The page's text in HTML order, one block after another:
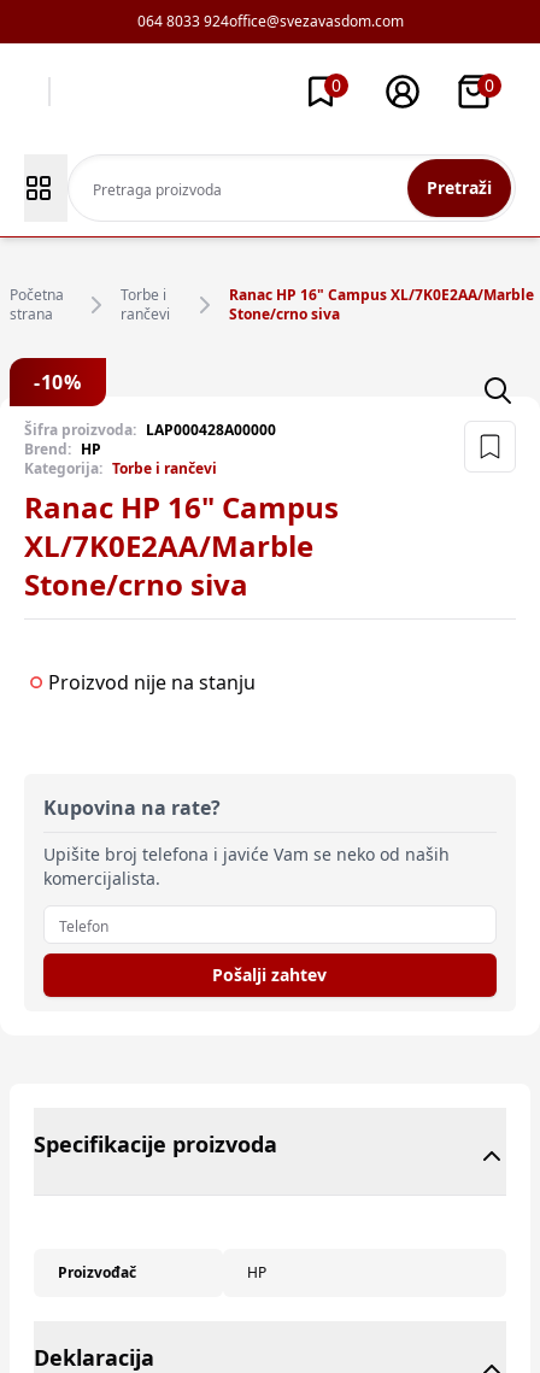
064 8033 924office@svezavasdom.com
0 0
Pretraži
Početna
strana
Torbe i
rančevi
Ranac HP 16" Campus XL/7K0E2AA/Marble
Stone/crno siva
-10%
Šifra proizvoda: LAP000428A00000
Brend: HP
Kategorija: Torbe i rančevi
Ranac HP 16" Campus
XL/7K0E2AA/Marble
Stone/crno siva
Proizvod nije na stanju
Kupovina na rate?
Upišite broj telefona i javiće Vam se neko od naših
komercijalista.
Pošalji zahtev
Specifikacije proizvoda
Proizvođač HP
Deklaracija